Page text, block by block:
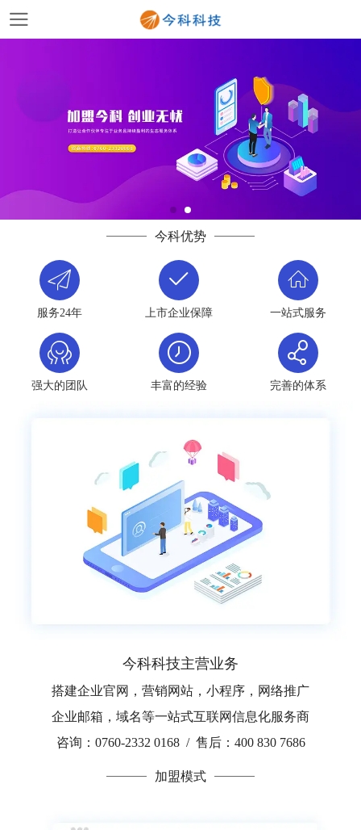
今科优势
服务24年 上市企业保障 一站式服务
强大的团队 丰富的经验 完善的体系
今科科技主营业务
搭建企业官网，营销网站，小程序，网络推广
企业邮箱，域名等一站式互联网信息化服务商
咨询：0760-2332 0168 / 售后：400 830 7686
加盟模式